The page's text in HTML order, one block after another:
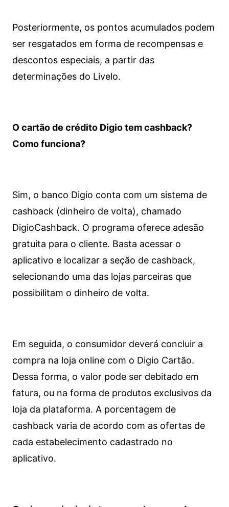
Posteriormente, os pontos acumulados podem
ser resgatados em forma de recompensas e
descontos especiais, a partir das
determinações do Livelo.
O cartão de crédito Digio tem cashback?
Como funciona?
Sim, o banco Digio conta com um sistema de
cashback (dinheiro de volta), chamado
DigioCashback. O programa oferece adesão
gratuita para o cliente. Basta acessar o
aplicativo e localizar a seção de cashback,
selecionando uma das lojas parceiras que
possibilitam o dinheiro de volta.
Em seguida, o consumidor deverá concluir a
compra na loja online com o Digio Cartão.
Dessa forma, o valor pode ser debitado em
fatura, ou na forma de produtos exclusivos da
loja da plataforma. A porcentagem de
cashback varia de acordo com as ofertas de
cada estabelecimento cadastrado no
aplicativo.